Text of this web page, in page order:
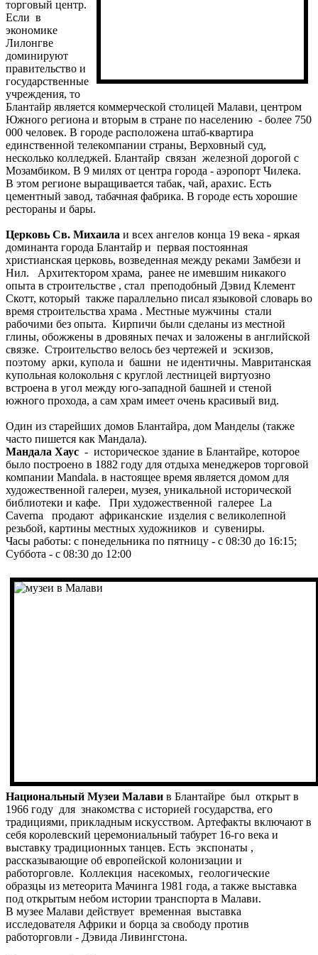
торговый центр.
Если в
экономике
Лилонгве
доминируют
правительство и
государственные
учреждения, то
Блантайр является коммерческой столицей Малави, центром
Южного региона и вторым в стране по населению - более 750
000 человек. В городе расположена штаб-квартира
единственной телекомпании страны, Верховный суд,
несколько колледжей. Блантайр связан железной дорогой с
Мозамбиком. В 9 милях от центра города - аэропорт Чилека.
В этом регионе выращивается табак, чай, арахис. Есть
цементный завод, табачная фабрика. В городе есть хорошие
рестораны и бары.
Церковь Св. Михаила и всех ангелов конца 19 века - яркая
доминанта города Блантайр и первая постоянная
христианская церковь, возведенная между реками Замбези и
Нил. Архитектором храма, ранее не имевшим никакого
опыта в строительстве , стал преподобный Дэвид Клемент
Скотт, который также параллельно писал языковой словарь во
время строительства храма . Местные мужчины стали
рабочими без опыта. Кирпичи были сделаны из местной
глины, обожжены в дровяных печах и заложены в английской
связке. Строительство велось без чертежей и эскизов,
поэтому арки, купола и башни не идентичны. Мавританская
купольная колокольня с круглой лестницей виртуозно
встроена в угол между юго-западной башней и стеной
южного прохода, а сам храм имеет очень красивый вид.
Один из старейших домов Блантайра, дом Манделы (также
часто пишется как Мандала).
Мандала Хаус - историческое здание в Блантайре, которое
было построено в 1882 году для отдыха менеджеров торговой
компании Mandala. в настоящее время является домом для
художественной галереи, музея, уникальной исторической
библиотеки и кафе. При художественной галерее La
Caverna продают африканские изделия с великолепной
резьбой, картины местных художников и сувениры.
Часы работы: с понедельника по пятницу - с 08:30 до 16:15;
Суббота - с 08:30 до 12:00
Национальный Музеи Малави в Блантайре был открыт в
1966 году для знакомства с историей государства, его
традициями, прикладным искусством. Артефакты включают в
себя королевский церемониальный табурет 16-го века и
выставку традиционных танцев. Есть экспонаты ,
рассказывающие об европейской колонизации и
работорговле. Коллекция насекомых, геологические
образцы из метеорита Мачинга 1981 года, а также выставка
под открытым небом истории транспорта в Малави.
В музее Малави действует временная выставка
исследователя Африки и борца за свободу против
работорговли - Дэвида Ливингстона.